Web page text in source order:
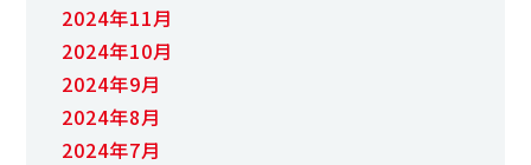
2024年11月
2024年10月
2024年9月
2024年8月
2024年7月